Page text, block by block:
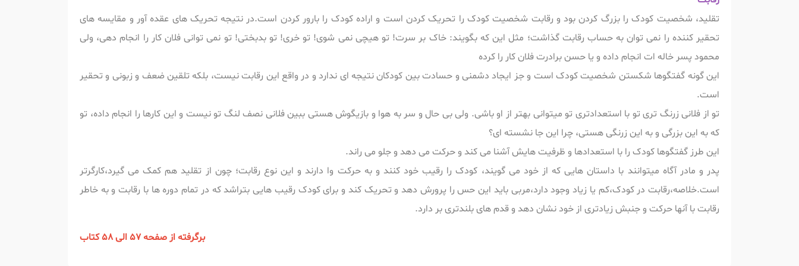
تقلید، شخصیت کودک را بزرگ کردن بود و رقابت شخصیت کودک را تحریک کردن است و اراده کودک را بارور کردن است.در نتیجه تحریک های عقده آور و مقایسه های
تحقیر کننده را نمی توان به حساب رقابت گذاشت؛ مثل این که بگویند: خاک بر سرت! تو هیچی نمی شوی! تو خری! تو بدبختی! تو نمی توانی فلان کار را انجام دهی، ولی
محمود پسر خاله ات انجام داده و یا حسن برادرت فلان کار را کرده
این گونه گفتگوها شکستن شخصیت کودک است و جز ایجاد دشمنی و حسادت بین کودکان نتیجه ای ندارد و در واقع این رقابت نیست، بلکه تلقین ضعف و زبونی و تحقیر
است.
تو از فلانی زرنگ تری تو با استعدادتری تو میتوانی بهتر از او باشی. ولی بی حال و سر به هوا و بازیگوش هستی ببین فلانی نصف لنگ تو نیست و این کارها را انجام داده، تو
که به این بزرگی و به این زرنگی هستی، چرا این جا نشسته ای؟
این طرز گفتگوها کودک را با استعدادها و ظرفیت هایش آشنا می کند و حرکت می دهد و جلو می راند.
پدر و مادر آگاه میتوانند با داستان هایی که از خود می گویند، کودک را رقیب خود کنند و به حرکت وا دارند و این نوع رقابت؛ چون از تقلید هم کمک می گیرد،کارگرتر
است.خلاصه،رقابت در کودک،کم یا زیاد وجود دارد،مربی باید این حس را پرورش دهد و تحریک کند و برای کودک رقیب هایی بتراشد که در تمام دوره ها با رقابت و به خاطر
رقابت با آنها حرکت و جنبش زیادتری از خود نشان دهد و قدم های بلندتری بر دارد.
برگرفته از صفحه 57 الی 58 کتاب